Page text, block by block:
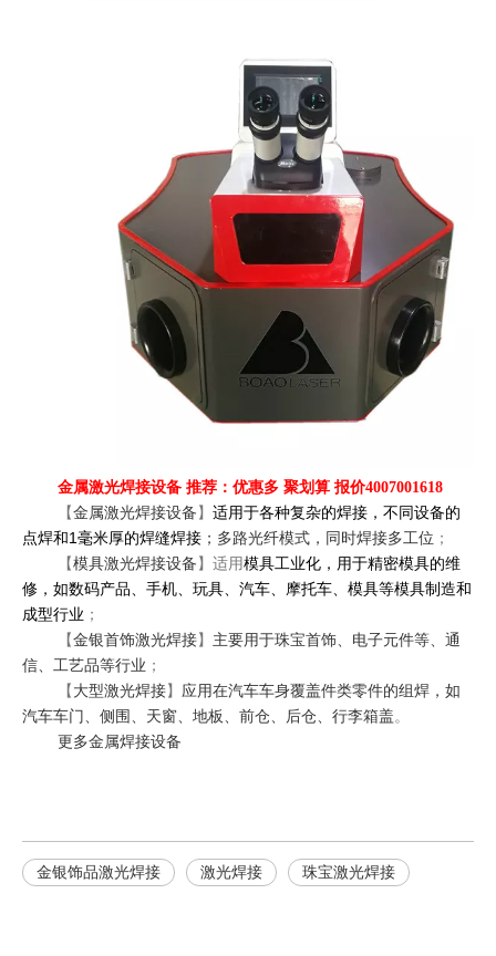
金属激光焊接设备 推荐：优惠多 聚划算 报价4007001618
【金属激光焊接设备 】 适用于各种复杂的焊接，不同设备的
点焊和1 毫米厚的焊缝焊接 ；多路光纤模式，同时焊接多工位 ；
【模具激光焊接设备 】适用模具工业化，用于精密模具的维
修，如数码产品、手机、玩具、汽车、摩托车、模具等模具制造和
成型行业 ；
【金银首饰激光焊接】 主要用于珠宝首饰、电子元件等、通
信、工艺品等行业 ；
【 大型激光焊接】 应用在汽车车身覆盖件类零件的组焊，如
汽车车门、侧围、天窗、地板、前仓、后仓、行李箱盖 。
更多金属焊接设备
金银饰品激光焊接 激光焊接 珠宝激光焊接